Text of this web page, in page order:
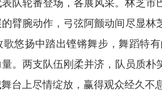
队轮番登场，各展风采。林芝市
臂腕动作，弓弦阿颤动间尽显林
歌悠扬中踏出铿锵舞步，舞蹈特
。两支队伍 刚柔并济 ， 队员 质朴
台上尽情绽放，赢得观众经久不